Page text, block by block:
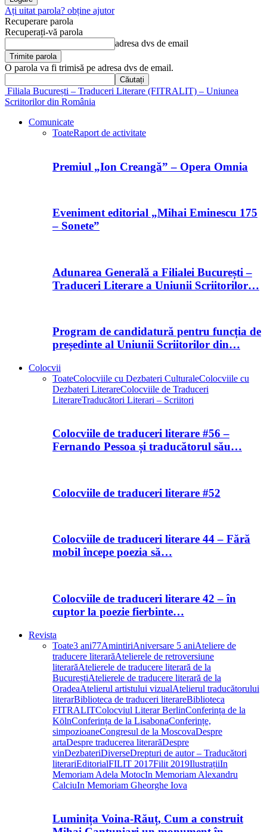
Ați uitat parola? obține ajutor
Recuperare parola
Recuperați-vă parola
adresa dvs de email
O parola va fi trimisă pe adresa dvs de email.
Filiala București – Traduceri Literare (FITRALIT) – Uniunea
Scriitorilor din România
Comunicate
ToateRaport de activitate
Premiul „Ion Creangă” – Opera Omnia
Eveniment editorial „Mihai Eminescu 175
– Sonete”
Adunarea Generală a Filialei București –
Traduceri Literare a Uniunii Scriitorilor…
Program de candidatură pentru funcția de
președinte al Uniunii Scriitorilor din…
Colocvii
ToateColocviile cu Dezbateri CulturaleColocviile cu
Dezbateri LiterareColocviile de Traduceri
LiterareTraducători Literari – Scriitori
Colocviile de traduceri literare #56 –
Fernando Pessoa și traducătorul său…
Colocviile de traduceri literare #52
Colocviile de traduceri literare 44 – Fără
mobil începe poezia să…
Colocviile de traduceri literare 42 – în
cuptor la poezie fierbinte…
Revista
Toate3 ani77AmintiriAniversare 5 aniAteliere de
traducere literarăAtelierele de retroversiune
literarăAtelierele de traducere literară de la
BucureștiAtelierele de traducere literară de la
OradeaAtelierul artistului vizualAtelierul traducătorului
literarBiblioteca de traduceri literareBiblioteca
FITRALITColocviul Literar BerlinConferința de la
KölnConferința de la LisabonaConferințe,
simpozioaneCongresul de la MoscovaDespre
artaDespre traducerea literarăDespre
vinDezbateriDiverseDrepturi de autor – Traducători
literariEditorialFILIT 2017Filit 2019IlustrațiiIn
Memoriam Adela MotocIn Memoriam Alexandru
CalciuIn Memoriam Gheorghe Iova
Luminița Voina-Răuț, Cum a construit